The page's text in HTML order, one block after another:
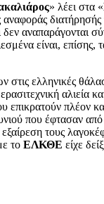
» λέει στα «
διατήρησής
αναπαράγονται
είναι,
στις ελληνικές
πλέον
που έφτασαν από
τους
το ΕΛΚΘΕ είχε